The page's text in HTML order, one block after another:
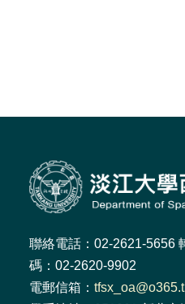
聯絡電話：02-2621-5656
碼：02-2620-9902
電郵信箱：